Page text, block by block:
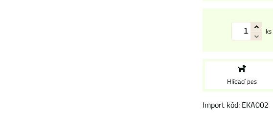
ks
Hlídací pes
Import kód: EKA002